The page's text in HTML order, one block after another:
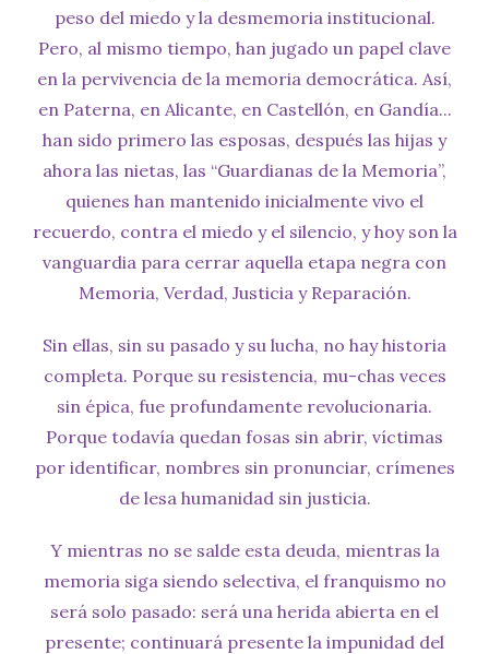
peso del miedo y la desmemoria institucional.
Pero, al mismo tiempo, han jugado un papel clave
en la pervivencia de la memoria democrática. Así,
en Paterna, en Alicante, en Castellón, en Gandía...
han sido primero las esposas, después las hijas y
ahora las nietas, las “Guardianas de la Memoria”,
quienes han mantenido inicialmente vivo el
recuerdo, contra el miedo y el silencio, y hoy son la
vanguardia para cerrar aquella etapa negra con
Memoria, Verdad, Justicia y Reparación.
Sin ellas, sin su pasado y su lucha, no hay historia
completa. Porque su resistencia, mu-chas veces
sin épica, fue profundamente revolucionaria.
Porque todavía quedan fosas sin abrir, víctimas
por identificar, nombres sin pronunciar, crímenes
de lesa humanidad sin justicia.
Y mientras no se salde esta deuda, mientras la
memoria siga siendo selectiva, el franquismo no
será solo pasado: será una herida abierta en el
presente; continuará presente la impunidad del